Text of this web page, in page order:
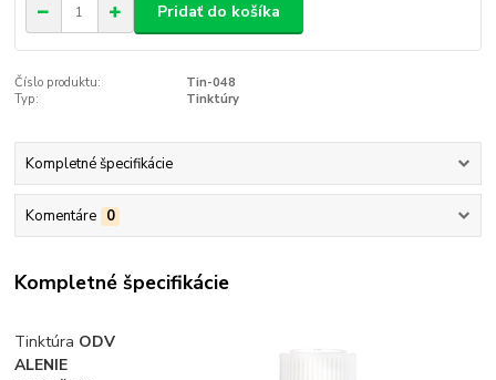
Pridať do košíka
Číslo produktu:
Tin-048
Typ:
Tinktúry
Kompletné špecifikácie
Komentáre 0
Kompletné špecifikácie
Tinktúra ODV
ALENIE